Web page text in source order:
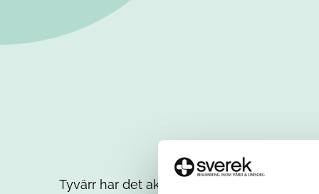
Tyvärr har det aktuella jobbet tagits bort